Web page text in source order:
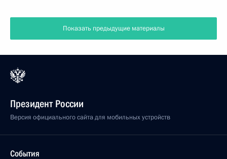
Показать предыдущие материалы
Президент России
Версия официального сайта для мобильных устройств
События